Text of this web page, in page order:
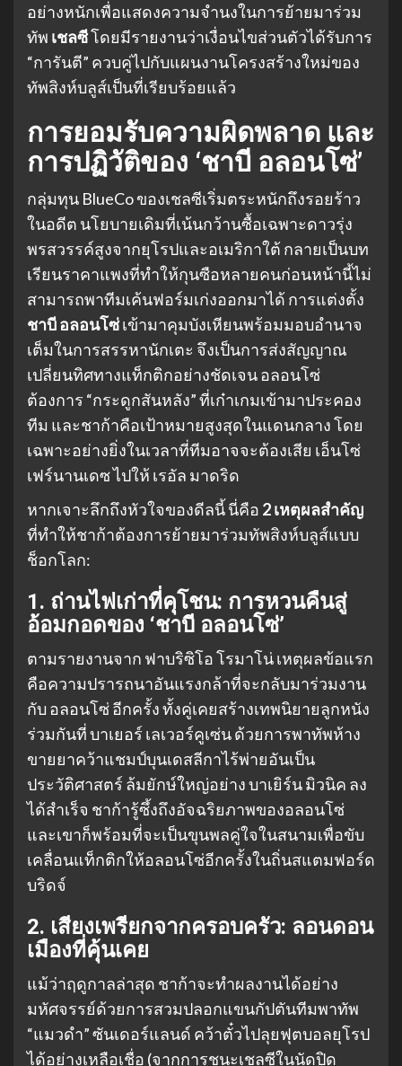
อย่างหนักเพื่อแสดงความจำนงในการย้ายมาร่วม
ทัพ เชลซีโดยมีรายงานว่าเงื่อนไขส่วนตัวได้รับการ
“การันตี” ควบคู่ไปกับแผนงานโครงสร้างใหม่ของ
ทัพสิงห์บลูส์เป็นที่เรียบร้อยแล้ว
การยอมรับความผิดพลาด และ
การปฏิวัติของ ‘ชาบี อลอนโซ่’
กลุ่มทุน BlueCo ของเชลซีเริ่มตระหนักถึงรอยร้าว
ในอดีต นโยบายเดิมที่เน้นกว้านซื้อเฉพาะดาวรุ่ง
พรสวรรค์สูงจากยุโรปและอเมริกาใต้ กลายเป็นบท
เรียนราคาแพงที่ทำให้กุนซือหลายคนก่อนหน้านี้ไม่
สามารถพาทีมเค้นฟอร์มเก่งออกมาได้ การแต่งตั้ง
ชาบี อลอนโซ่เข้ามาคุมบังเหียนพร้อมมอบอำนาจ
เต็มในการสรรหานักเตะ จึงเป็นการส่งสัญญาณ
เปลี่ยนทิศทางแท็กติกอย่างชัดเจน อลอนโซ่
ต้องการ “กระดูกสันหลัง” ที่เก๋าเกมเข้ามาประคอง
ทีม และชาก้าคือเป้าหมายสูงสุดในแดนกลาง โดย
เฉพาะอย่างยิ่งในเวลาที่ทีมอาจจะต้องเสีย เอ็นโซ่
เฟร์นานเดซ ไปให้ เรอัล มาดริด
หากเจาะลึกถึงหัวใจของดีลนี้ นี่คือ 2 เหตุผลสำคัญ
ที่ทำให้ชาก้าต้องการย้ายมาร่วมทัพสิงห์บลูส์แบบ
ช็อกโลก:
1. ถ่านไฟเก่าที่คุโชน: การหวนคืนสู่
อ้อมกอดของ ‘ชาบี อลอนโซ่’
ตามรายงานจาก ฟาบริซิโอ โรมาโน่ เหตุผลข้อแรก
คือความปรารถนาอันแรงกล้าที่จะกลับมาร่วมงาน
กับ อลอนโซ่ อีกครั้ง ทั้งคู่เคยสร้างเทพนิยายลูกหนัง
ร่วมกันที่ บาเยอร์ เลเวอร์คูเซ่น ด้วยการพาทัพห้าง
ขายยาคว้าแชมป์บุนเดสลีกาไร้พ่ายอันเป็น
ประวัติศาสตร์ ล้มยักษ์ใหญ่อย่าง บาเยิร์น มิวนิค ลง
ได้สำเร็จ ชาก้ารู้ซึ้งถึงอัจฉริยภาพของอลอนโซ่
และเขาก็พร้อมที่จะเป็นขุนพลคู่ใจในสนามเพื่อขับ
เคลื่อนแท็กติกให้อลอนโซ่อีกครั้งในถิ่นสแตมฟอร์ด
บริดจ์
2. เสียงเพรียกจากครอบครัว: ลอนดอน
เมืองที่คุ้นเคย
แม้ว่าฤดูกาลล่าสุด ชาก้าจะทำผลงานได้อย่าง
มหัศจรรย์ด้วยการสวมปลอกแขนกัปตันทีมพาทัพ
“แมวดำ” ซันเดอร์แลนด์ คว้าตั๋วไปลุยฟุตบอลยุโรป
ได้อย่างเหลือเชื่อ (จากการชนะเชลซีในนัดปิด